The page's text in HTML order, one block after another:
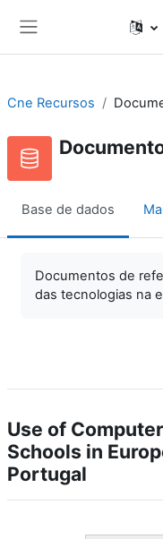
Cne Recursos
Base de dados
Documentos de
das tecnologias na
Use of
Schools in
Portugal